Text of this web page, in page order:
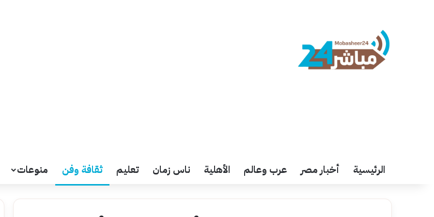
الرئيسية أخبار مصر عرب وعالم الأهلية ناس زمان تعليم ثقافة وفن منوعات